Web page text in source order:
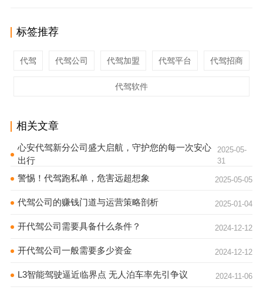
标签推荐
代驾 代驾公司 代驾加盟 代驾平台 代驾招商
代驾软件
相关文章
心安代驾新分公司盛大启航，守护您的每一次安心
出行
2025-05-
31
警惕！代驾跑私单，危害远超想象 2025-05-05
代驾公司的赚钱门道与运营策略剖析 2025-01-04
开代驾公司需要具备什么条件？ 2024-12-12
开代驾公司一般需要多少资金 2024-12-12
L3智能驾驶逼近临界点 无人泊车率先引争议 2024-11-06